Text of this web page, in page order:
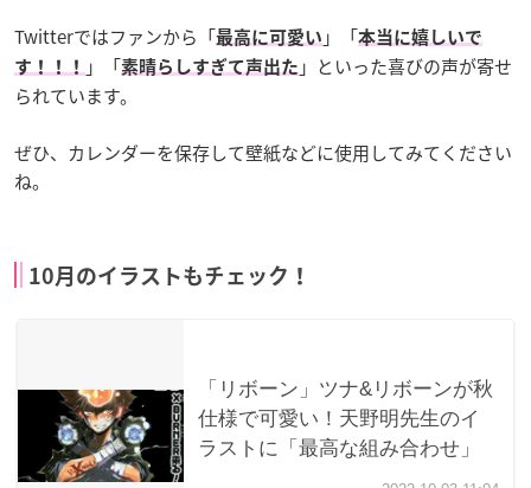
Twitterではファンから「最高に可愛い 」「本当に嬉しいで
す！！！
」「素晴らしすぎて声出た 」といった喜びの声が寄せ
られています。
ぜひ、カレンダーを保存して壁紙などに使用してみてください
ね。
10月のイラストもチェック！